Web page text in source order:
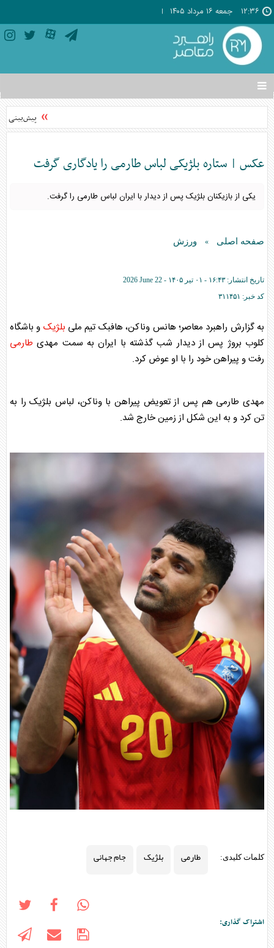
۱۲:۳۶ جمعه ۱۶ مرداد ۱۴۰۵
تغییر
وضعیت
منوی
ها
پیش‌بینی وضعیت
عکس | ستاره بلژیکی لباس طارمی را یادگاری گرفت
یکی از بازیکنان بلژیک پس از دیدار با ایران لباس طارمی را گرفت.
صفحه اصلی » ورزش
تاریخ انتشار: ۱۶:۴۳ - ۰۱ تير ۱۴۰۵ -
2026 June 22
کد خبر: ۳۱۱۴۵۱
به گزارش راهبرد معاصر؛ هانس وناکن، هافبک تیم ملی بلژیک و باشگاه
کلوب بروژ پس از دیدار شب گذشته با ایران به سمت مهدی طارمی
رفت و پیراهن خود را با او عوض کرد.
مهدی طارمی هم پس از تعویض پیراهن با وناکن، لباس بلژیکرا به
تن کرد و به این شکل از زمین خارج شد.
کلمات کلیدی: طارمی بلژیک جام جهانی
اشتراک گذاری: